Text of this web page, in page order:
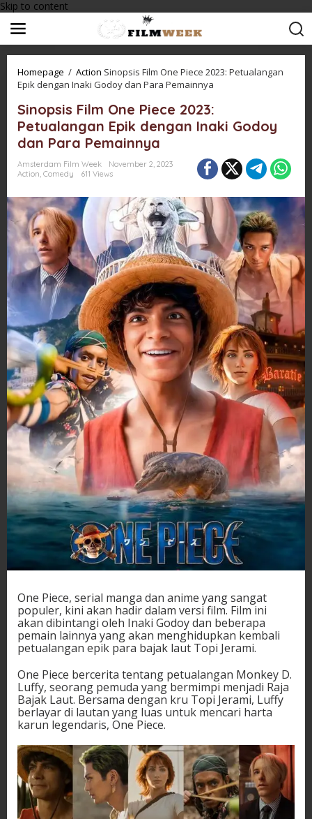
Skip to content
Homepage / Action Sinopsis Film One Piece 2023: Petualangan
Epik dengan Inaki Godoy dan Para Pemainnya
Sinopsis Film One Piece 2023:
Petualangan Epik dengan Inaki Godoy
dan Para Pemainnya
Amsterdam Film Week
November 2, 2023
Action, Comedy 611 Views
One Piece, serial manga dan anime yang sangat
populer, kini akan hadir dalam versi film. Film ini
akan dibintangi oleh Inaki Godoy dan beberapa
pemain lainnya yang akan menghidupkan kembali
petualangan epik para bajak laut Topi Jerami.
One Piece bercerita tentang petualangan Monkey D.
Luffy, seorang pemuda yang bermimpi menjadi Raja
Bajak Laut. Bersama dengan kru Topi Jerami, Luffy
berlayar di lautan yang luas untuk mencari harta
karun legendaris, One Piece.